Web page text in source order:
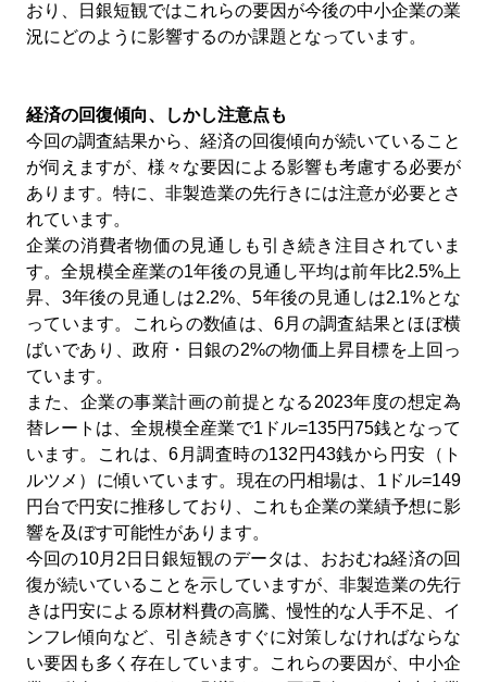
おり、日銀短観ではこれらの要因が今後の中小企業の業
況にどのように影響するのか課題となっています。
経済の回復傾向、しかし注意点も
今回の調査結果から、経済の回復傾向が続いていること
が伺えますが、様々な要因による影響も考慮する必要が
あります。特に、非製造業の先行きには注意が必要とさ
れています。
企業の消費者物価の見通しも引き続き注目されていま
す。全規模全産業の1年後の見通し平均は前年比2.5%上
昇、 3年後の見通しは2.2%、5年後の見通しは2.1%とな
っています。これらの数値は、6月の調査結果とほぼ横
ばいであり、政府・日銀の2%の物価上昇目標を上回っ
ています。
また、企業の事業計画の前提となる2023年度の想定為
替レートは、全規模全産業で1ドル=135円75銭となって
います。これは、6月調査時の132円43銭から円安（ト
ルツメ）に傾いています。現在の円相場は、 1ドル=149
円台で円安に推移しており、これも企業の業績予想に影
響を及ぼす可能性があります。
今回の10月2日日銀短観のデータは、おおむね経済の回
復が続いていることを示していますが、非製造業の先行
きは円安による原材料費の高騰、慢性的な人手不足、イ
ンフレ傾向など、引き続きすぐに対策しなければならな
い要因も多く存在しています。これらの要因が、中小企